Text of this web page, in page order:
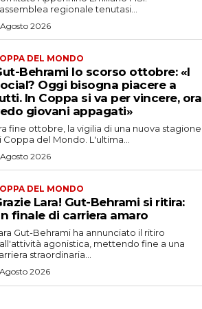
regionale tenutasi...
2026
DEL MONDO
Behrami lo scorso ottobre: «I
Oggi bisogna piacere a
In Coppa si va per vincere, ora
giovani appagati»
fine ottobre, la vigilia di una nuova stagione
Coppa del Mondo. L'ultima...
2026
DEL MONDO
Lara! Gut-Behrami si ritira:
finale di carriera amaro
Gut-Behrami ha annunciato il ritiro
agonistica, mettendo fine a una
straordinaria...
2026